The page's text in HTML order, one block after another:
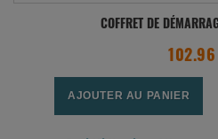
COFFRET DE
AJOUTER AU PANIER